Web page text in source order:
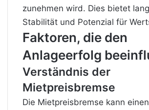
zunehmen wird. Dies bietet
Stabilität und Potenzial für
Faktoren, die den
Anlageerfolg
Verständnis der
Mietpreisbremse
Die Mietpreisbremse kann einen